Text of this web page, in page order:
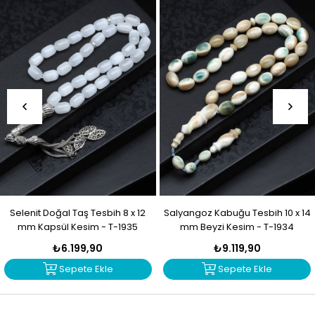
Selenit Doğal Taş Tesbih 8 x 12
mm Kapsül Kesim - T-1935
₺6.199,90
Sepete Ekle
Salyangoz Kabuğu Tesbih 10 x 14
mm Beyzi Kesim - T-1934
₺9.119,90
Sepete Ekle